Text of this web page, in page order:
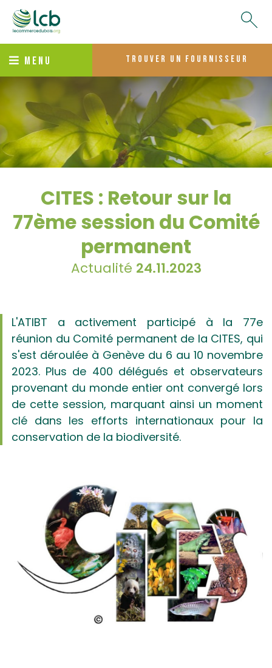
MENU trouver un fournisseur
CITES : Retour sur la
77ème session du Comité
permanent
Actualité 24.11.2023
L'ATIBT a activement participé à la 77e
réunion du Comité permanent de la CITES, qui
s'est déroulée à Genève du 6 au 10 novembre
2023. Plus de 400 délégués et observateurs
provenant du monde entier ont convergé lors
de cette session, marquant ainsi un moment
clé dans les efforts internationaux pour la
conservation de la biodiversité.